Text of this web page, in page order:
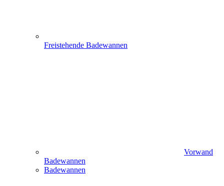
Freistehende Badewannen
Vorwand
Badewannen
Badewannen